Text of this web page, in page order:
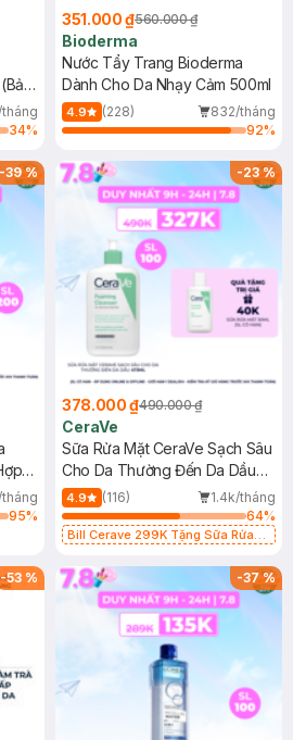
34%
351.000 ₫560.000 ₫
Bioderma
Nước Tẩy Trang Bioderma
Dành Cho Da Nhạy Cảm 500ml
4.9 (228)
832/tháng
92%
-39%
95%
-23%
378.000 ₫490.000 ₫
CeraVe
Sữa Rửa Mặt CeraVe Sạch Sâu
Cho Da Thường Đến Da Dầu
473ml
4.9 (116)
1.4k/tháng
64%
Bill Cerave 299K Tặng Sữa Rửa
-53 % -37%